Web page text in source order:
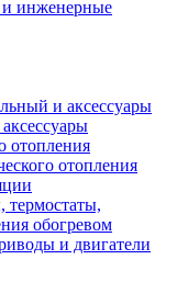
и инженерные
и аксессуары
отопления
отопления
термостаты,
обогревом
и двигатели